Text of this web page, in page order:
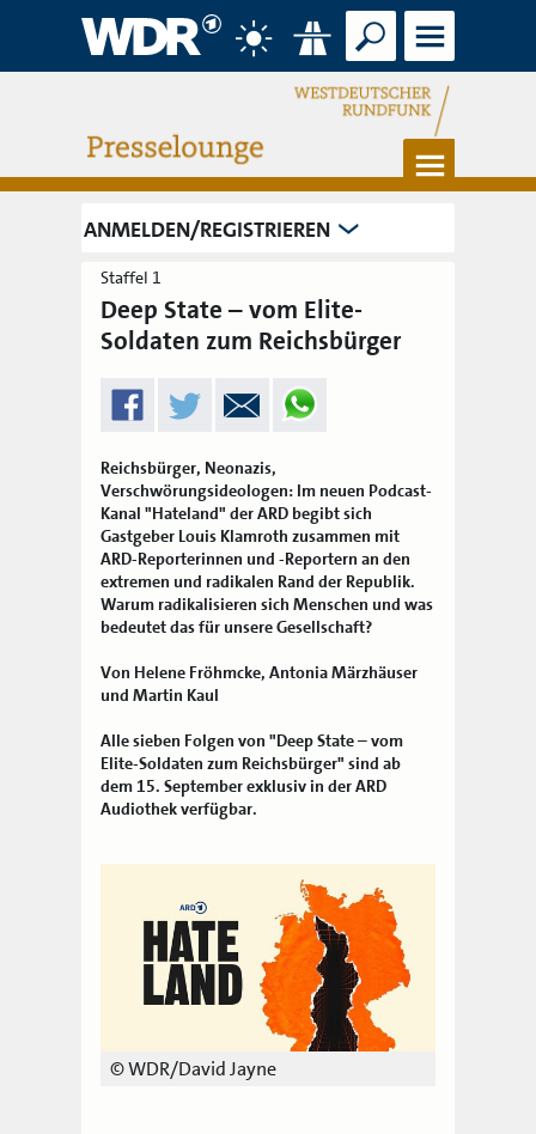
Verkehr
Suche Menü
Menü
ANMELDEN/REGISTRIEREN
Staffel 1
Deep State – vom Elite-
Soldaten zum Reichsbürger
Reichsbürger, Neonazis,
Verschwörungsideologen: Im neuen Podcast-
Kanal "Hateland" der ARD begibt sich
Gastgeber Louis Klamroth zusammen mit
ARD-Reporterinnen und -Reportern an den
extremen und radikalen Rand der Republik.
Warum radikalisieren sich Menschen und was
bedeutet das für unsere Gesellschaft?
Von Helene Fröhmcke, Antonia Märzhäuser
und Martin Kaul
Alle sieben Folgen von "Deep State – vom
Elite-Soldaten zum Reichsbürger" sind ab
dem 15. September exklusiv in der ARD
Audiothek verfügbar.
© WDR/David Jayne